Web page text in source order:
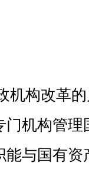
机构改革
门机构管
能与国有